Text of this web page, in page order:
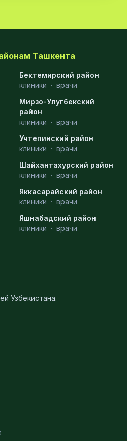
Ташкента
Бектемирский район
клиники · врачи
Мирзо-Улугбекский
район
клиники · врачи
Учтепинский район
клиники · врачи
Шайхантахурский район
клиники · врачи
Яккасарайский район
клиники · врачи
Яшнабадский район
клиники · врачи
Узбекистана.